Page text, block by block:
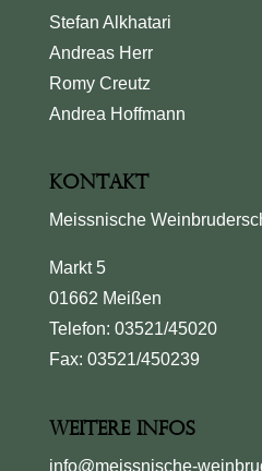
Stefan Alkhatari
Andreas Herr
Romy Creutz
Andrea Hoffmann
Kontakt
Meissnische
Markt 5
01662 Meißen
Telefon: 03521/45020
Fax: 03521/450239
Weitere Infos
info@meissnische-